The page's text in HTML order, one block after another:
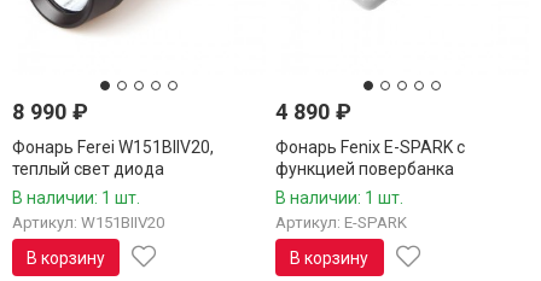
8 990 ₽
Фонарь Ferei W151BIIV20,
теплый свет диода
В наличии: 1 шт.
Артикул: W151BIIV20
В корзину
4 890₽
Фонарь Fenix E-SPARK с
функцией повербанка
В наличии: 1 шт.
Артикул: E-SPARK
В корзину